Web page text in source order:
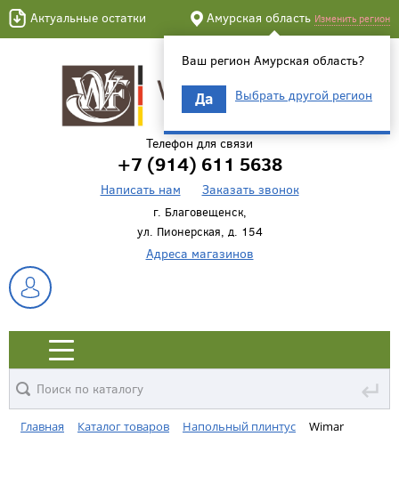
Актуальные остатки Амурская область Изменить регион
Ваш регион Амурская область?
Да Выбрать другой регион
Телефон для связи
+7 (914) 611 5638
Написать нам Заказать звонок
г. Благовещенск,
ул. Пионерская, д. 154
Адреса магазинов
↵
Главная Каталог товаров Напольный плинтус Wimar